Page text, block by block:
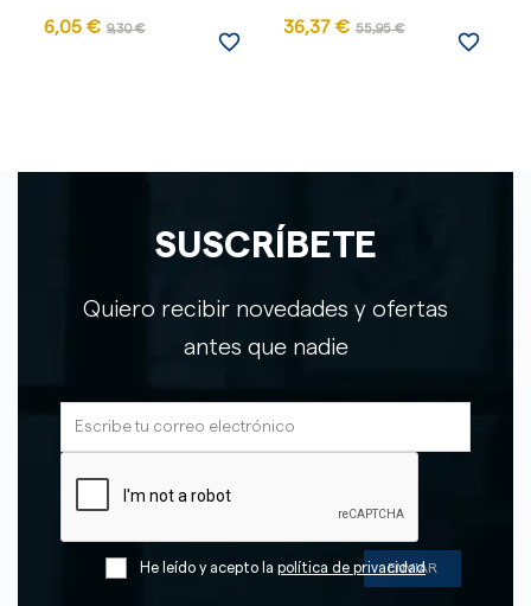
6,05 € 9,30 €
favorite_border
36,37 € 55,95 €
favorite_border
SUSCRÍBETE
Quiero recibir novedades y ofertas
antes que nadie
He leído y acepto la política de privacidad